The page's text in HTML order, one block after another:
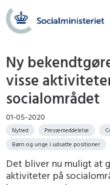
Ny
visse
socialområdet
01-05-2020
Nyhed Pressemeddelelse
Børn og unge i udsatte positioner
Det bliver nu muligt at
aktiviteter på